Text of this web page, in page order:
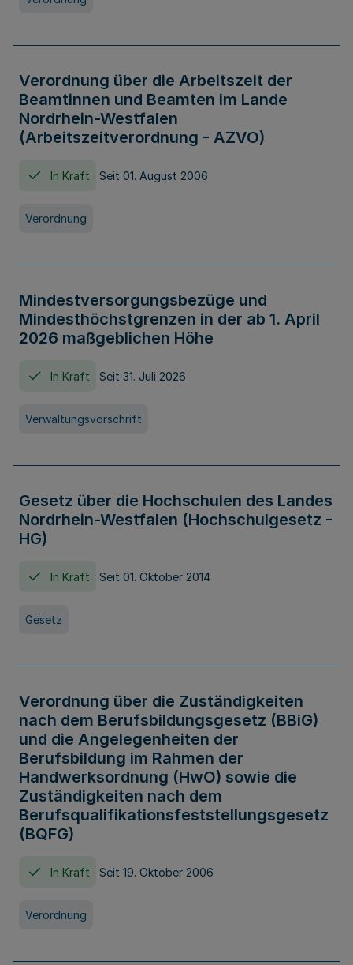
Verordnung über die Arbeitszeit der
Beamtinnen und Beamten im Lande
Nordrhein-Westfalen
(Arbeitszeitverordnung - AZVO)
In Kraft Seit 01. August 2006
Verordnung
Mindestversorgungsbezüge und
Mindesthöchstgrenzen in der ab 1. April
2026 maßgeblichen Höhe
In Kraft Seit 31. Juli 2026
Verwaltungsvorschrift
Gesetz über die Hochschulen des Landes
Nordrhein-Westfalen (Hochschulgesetz -
HG)
In Kraft Seit 01. Oktober 2014
Gesetz
Verordnung über die Zuständigkeiten
nach dem Berufsbildungsgesetz (BBiG)
und die Angelegenheiten der
Berufsbildung im Rahmen der
Handwerksordnung (HwO) sowie die
Zuständigkeiten nach dem
Berufsqualifikationsfeststellungsgesetz
(BQFG)
In Kraft Seit 19. Oktober 2006
Verordnung